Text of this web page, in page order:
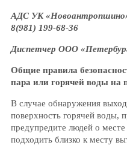
АДС УК
8(981) 199-68-36
Диспетчер ООО
Общие правила
пара или горячей воды на
В случае обнаружения
поверхность горячей воды,
предупредите людей о
подходить близко к месту